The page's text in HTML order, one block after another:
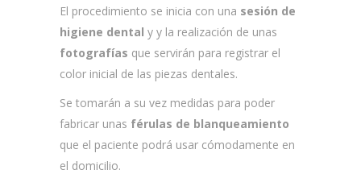
El procedimiento se inicia con una sesión de
higiene dental y y la realización de unas
fotografías que servirán para registrar el
color inicial de las piezas dentales.
Se tomarán a su vez medidas para poder
fabricar unas férulas de blanqueamiento
que el paciente podrá usar cómodamente en
el domicilio.